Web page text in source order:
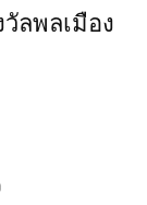
ลพลเมือง